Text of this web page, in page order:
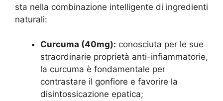
sta nella combinazione intelligente di ingredienti
naturali:
Curcuma (40mg): conosciuta per le sue
straordinarie proprietà anti-infiammatorie,
la curcuma è fondamentale per
contrastare il gonfiore e favorire la
disintossicazione epatica;